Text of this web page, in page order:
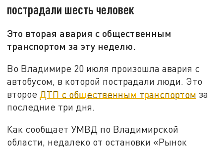
пострадали шесть человек
Это вторая авария с общественным
транспортом за эту неделю.
Во Владимире 20 июля произошла авария с
автобусом, в которой пострадали люди. Это
второе ДТП с общественным транспортом за
последние три дня.
Как сообщает УМВД по Владимирской
области, недалеко от остановки «Рынок